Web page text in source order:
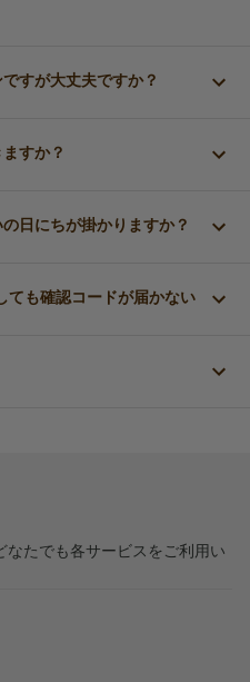
すが大丈夫ですか？
すか？
日にちが掛かりますか？
ても確認コードが届かない
なたでも各サービスをご利用い